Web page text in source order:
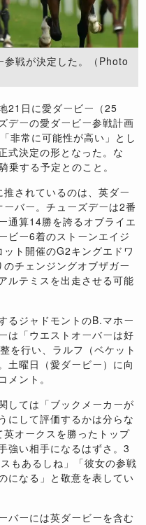
参戦が決定した。（Photo
21日に愛ダービー（25
デーの愛ダービー参戦計画
非常に可能性が高い」とし
式決定の形となった。な
乗する予定とのこと。
されているのは、英ダー
バー。チューズデーは2番
通算14勝を誇るオブライエ
ビー6着のストーンエイジ
ト開催のG2キングエドワ
チェンジングオブザガー
ルテミスを出走させる可能
るジャドモントのB.マホー
は「ウエストオーバーは好
を行い、ラルフ（ベケット
土曜日（愛ダービー）に向
ント。
しては「ブックメーカーが
にして評価するかは分らな
オークスを勝ったトップ
強い相手になるはずさ。3
もあるしね」「彼女の参戦
になる」と敬意を表してい
バーには英ダービーを含む